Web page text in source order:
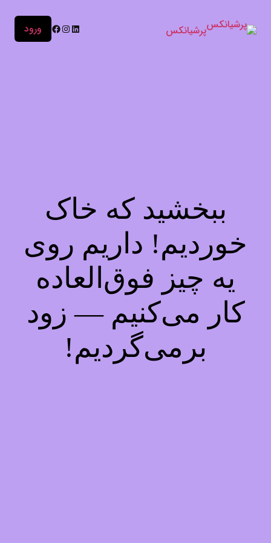
پرشیانکس ورود
ببخشید که خاک
خوردیم! داریم روی
یه چیز فوق‌العاده
کار می‌کنیم — زود
برمی‌گردیم!